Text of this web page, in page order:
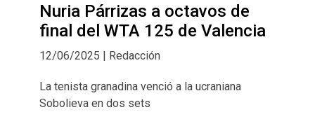
Nuria Párrizas a octavos de
final del WTA 125 de Valencia
12/06/2025 | Redacción
La tenista granadina venció a la ucraniana
Sobolieva en dos sets